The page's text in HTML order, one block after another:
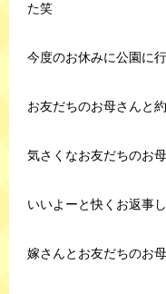
た笑
今度のお休みに公園に
お友だちのお母さんと
気さくなお友だちのお
いいよーと快くお返事
嫁さんとお友だちのお